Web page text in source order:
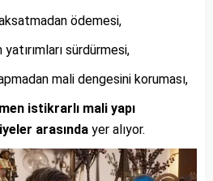
ödemesi,
sürdürmesi,
mali dengesini koruması,
istikrarlı mali yapı
arasında yer alıyor.